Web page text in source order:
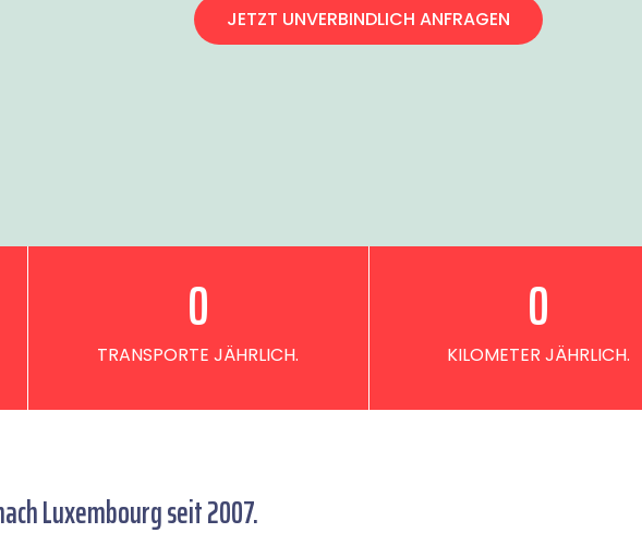
JETZT UNVERBINDLICH ANFRAGEN
TRANSPORTE JÄHRLICH.
0
KILOMETER JÄHRLICH.
0
Luxembourg seit 2007.